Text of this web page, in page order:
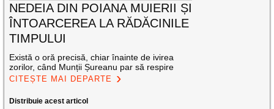
NEDEIA DIN POIANA MUIERII ȘI
ÎNTOARCEREA LA RĂDĂCINILE
TIMPULUI
Există o oră precisă, chiar înainte de ivirea
zorilor, când Munții Șureanu par să respire
CITEȘTE MAI DEPARTE
Distribuie acest articol